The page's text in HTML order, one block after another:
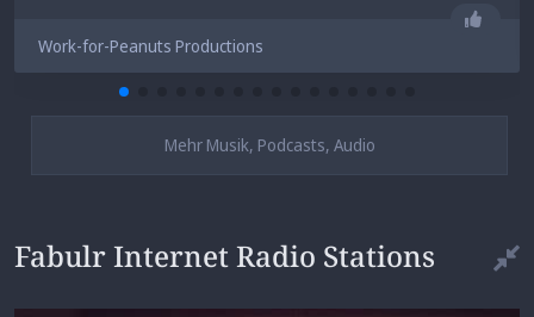
Work-for-Peanuts Productions
Mehr Musik, Podcasts, Audio
Fabulr Internet Radio Stations